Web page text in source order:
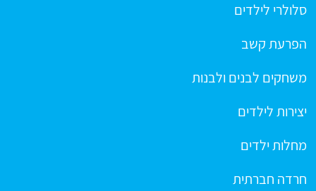
סלולרי לילדים
הפרעת קשב
משחקים לבנים ולבנות
יצירות לילדים
מחלות ילדים
חרדה חברתית